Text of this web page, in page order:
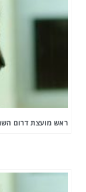
ראש מועצת דרום